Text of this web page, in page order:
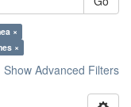
×
×
Show Advanced Filters